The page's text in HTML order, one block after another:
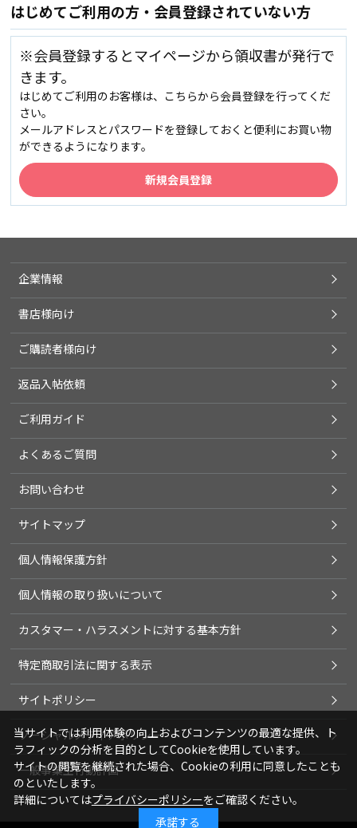
はじめてご利用の方・会員登録されていない方
※会員登録するとマイページから領収書が発行で
きます。
はじめてご利用のお客様は、こちらから会員登録を行ってくだ
さい。
メールアドレスとパスワードを登録しておくと便利にお買い物
ができるようになります。
企業情報
書店様向け
ご購読者様向け
返品入帖依頼
ご利用ガイド
よくあるご質問
お問い合わせ
サイトマップ
個人情報保護方針
個人情報の取り扱いについて
カスタマー・ハラスメントに対する基本方針
特定商取引法に関する表示
サイトポリシー
ソーシャルメディアポリシー
一般事業主行動計画
当サイトでは利用体験の向上およびコンテンツの最適な提供、ト
ラフィックの分析を目的としてCookieを使用しています。
サイトの閲覧を継続された場合、Cookieの利用に同意したことも
のといたします。
詳細についてはプライバシーポリシーをご確認ください。
承諾する